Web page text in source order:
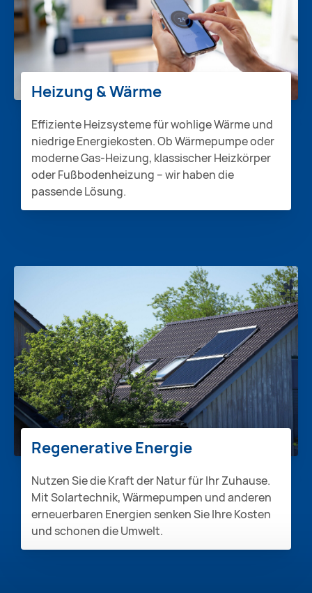
Heizung & Wärme
Effiziente Heizsysteme für wohlige Wärme und
niedrige Energiekosten. Ob Wärmepumpe oder
moderne Gas-Heizung, klassischer Heizkörper
oder Fußbodenheizung – wir haben die
passende Lösung.
Regenerative Energie
Nutzen Sie die Kraft der Natur für Ihr Zuhause.
Mit Solartechnik, Wärmepumpen und anderen
erneuerbaren Energien senken Sie Ihre Kosten
und schonen die Umwelt.